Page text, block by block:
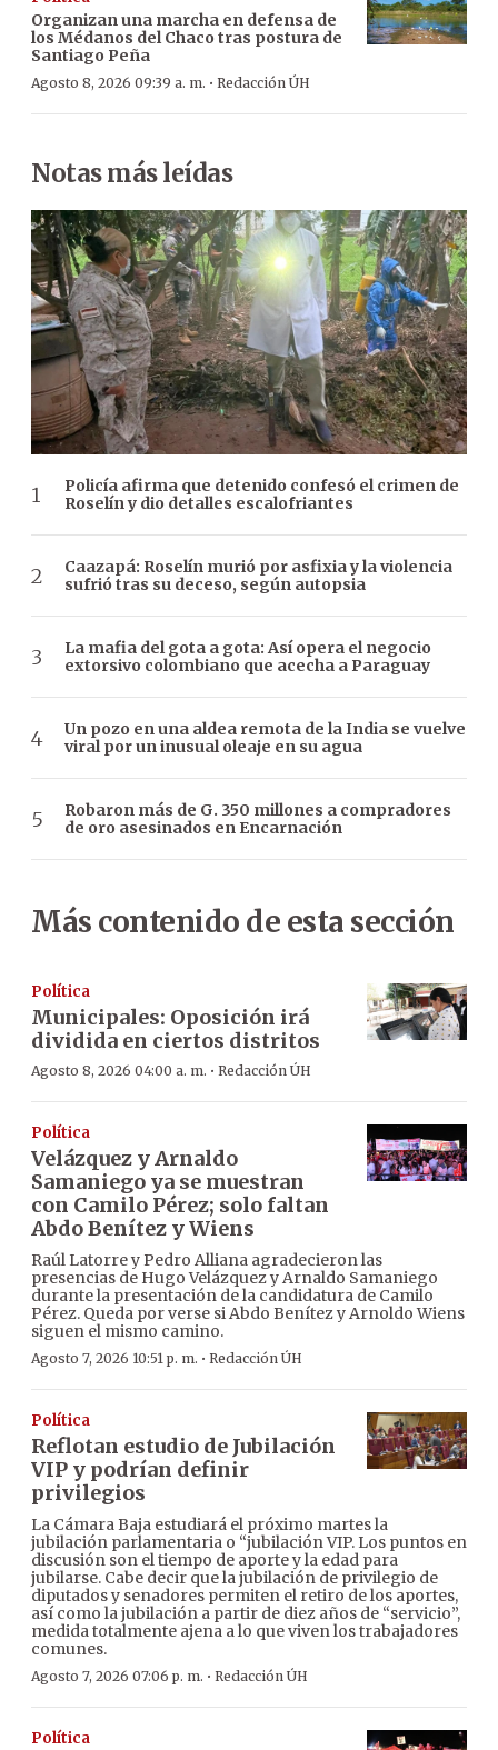
Organizan una marcha en defensa de
los Médanos del Chaco tras postura de
Santiago Peña
Agosto 8, 2026 09:39 a. m. · Redacción ÚH
Notas más leídas
Policía afirma que detenido confesó el crimen de
Roselín y dio detalles escalofriantes
Caazapá: Roselín murió por asfixia y la violencia
sufrió tras su deceso, según autopsia
La mafia del gota a gota: Así opera el negocio
extorsivo colombiano que acecha a Paraguay
Un pozo en una aldea remota de la India se vuelve
viral por un inusual oleaje en su agua
Robaron más de G. 350 millones a compradores
de oro asesinados en Encarnación
Más contenido de esta sección
Política
Municipales: Oposición irá
dividida en ciertos distritos
Agosto 8, 2026 04:00 a. m. · Redacción ÚH
Política
Velázquez y Arnaldo
Samaniego ya se muestran
con Camilo Pérez; solo faltan
Abdo Benítez y Wiens
Raúl Latorre y Pedro Alliana agradecieron las
presencias de Hugo Velázquez y Arnaldo Samaniego
durante la presentación de la candidatura de Camilo
Pérez. Queda por verse si Abdo Benítez y Arnoldo Wiens
siguen el mismo camino.
Agosto 7, 2026 10:51 p. m. · Redacción ÚH
Política
Reflotan estudio de Jubilación
VIP y podrían definir
privilegios
La Cámara Baja estudiará el próximo martes la
jubilación parlamentaria o “jubilación VIP. Los puntos en
discusión son el tiempo de aporte y la edad para
jubilarse. Cabe decir que la jubilación de privilegio de
diputados y senadores permiten el retiro de los aportes,
así como la jubilación a partir de diez años de “servicio”,
medida totalmente ajena a lo que viven los trabajadores
comunes.
Agosto 7, 2026 07:06 p. m. · Redacción ÚH
Política